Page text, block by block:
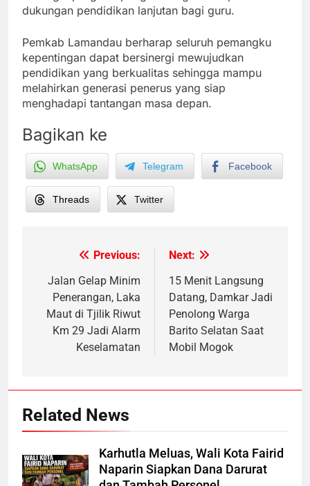
dukungan pendidikan lanjutan bagi guru.
Pemkab Lamandau berharap seluruh pemangku
kepentingan dapat bersinergi mewujudkan
pendidikan yang berkualitas sehingga mampu
melahirkan generasi penerus yang siap
menghadapi tantangan masa depan.
Bagikan ke
WhatsApp Telegram Facebook
Threads Twitter
navigation
Previous:
Jalan Gelap Minim
Penerangan, Laka
Maut di Tjilik Riwut
Km 29 Jadi Alarm
Keselamatan
Next:
15 Menit Langsung
Datang, Damkar Jadi
Penolong Warga
Barito Selatan Saat
Mobil Mogok
Related News
Karhutla Meluas, Wali Kota Fairid
Naparin Siapkan Dana Darurat